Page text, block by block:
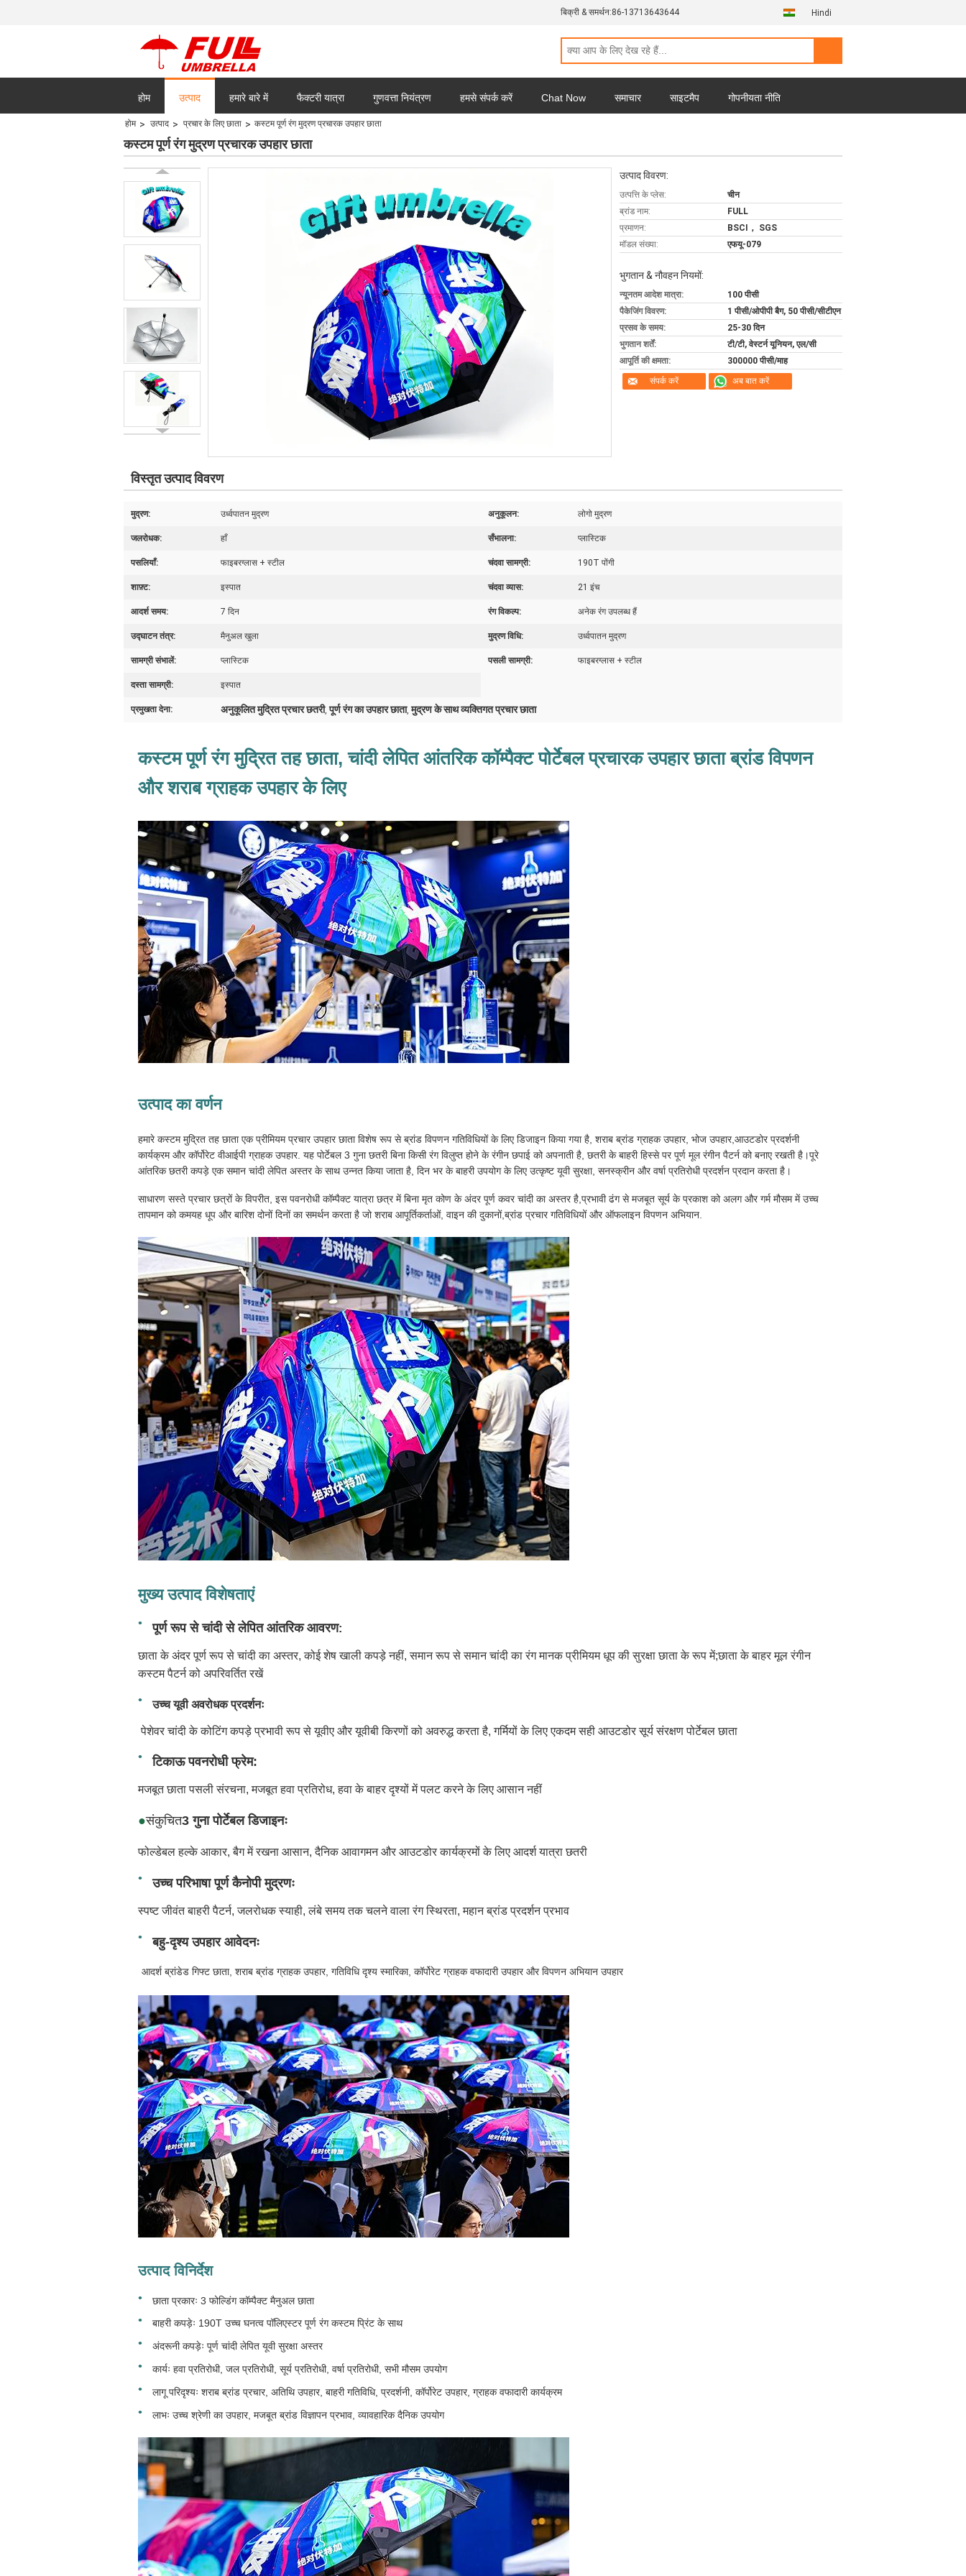
बिक्री & समर्थन:86-13713643644 Hindi
होम उत्पाद हमारे बारे में फैक्टरी यात्रा गुणवत्ता नियंत्रण हमसे संपर्क करें Chat Now समाचार साइटमैप गोपनीयता नीति
सभी मामलों
होम उत्पाद प्रचार के लिए छाता कस्टम पूर्ण रंग मुद्रण प्रचारक उपहार छाता
कस्टम पूर्ण रंग मुद्रण प्रचारक उपहार छाता
उत्पाद विवरण:
उत्पत्ति के प्लेस:
चीन
ब्रांड नाम:
FULL
प्रमाणन:
BSCI， SGS
मॉडल संख्या:
एफयू-079
भुगतान & नौवहन नियमों:
न्यूनतम आदेश मात्रा:
100 पीसी
पैकेजिंग विवरण:
1 पीसी/ओपीपी बैग, 50 पीसी/सीटीएन
प्रसव के समय:
25-30 दिन
भुगतान शर्तें:
टी/टी, वेस्टर्न यूनियन, एल/सी
आपूर्ति की क्षमता:
300000 पीसी/माह
संपर्क करें
अब बात करें
विस्तृत उत्पाद विवरण
मुद्रण: उर्ध्वपातन मुद्रण अनुकूलन: लोगो मुद्रण
जलरोधक: हाँ सँभालना: प्लास्टिक
पसलियाँ: फाइबरग्लास + स्टील चंदवा सामग्री: 190T पोंगी
शाफ़्ट: इस्पात चंदवा व्यास: 21 इंच
आदर्श समय: 7 दिन रंग विकल्प: अनेक रंग उपलब्ध हैं
उद्घाटन तंत्र: मैनुअल खुला मुद्रण विधि: उर्ध्वपातन मुद्रण
सामग्री संभालें: प्लास्टिक पसली सामग्री: फाइबरग्लास + स्टील
दस्ता सामग्री: इस्पात
प्रमुखता देना: अनुकूलित मुद्रित प्रचार छतरी,पूर्ण रंग का उपहार छाता,मुद्रण के साथ व्यक्तिगत प्रचार छाता
कस्टम पूर्ण रंग मुद्रित तह छाता, चांदी लेपित आंतरिक कॉम्पैक्ट पोर्टेबल प्रचारक उपहार छाता ब्रांड विपणन
और शराब ग्राहक उपहार के लिए
उत्पाद का वर्णन
हमारे कस्टम मुद्रित तह छाता एक प्रीमियम प्रचार उपहार छाता विशेष रूप से ब्रांड विपणन गतिविधियों के लिए डिजाइन किया गया है, शराब ब्रांड ग्राहक उपहार, भोज उपहार,आउटडोर प्रदर्शनी
कार्यक्रम और कॉर्पोरेट वीआईपी ग्राहक उपहार. यह पोर्टेबल 3 गुना छतरी बिना किसी रंग विलुप्त होने के रंगीन छपाई को अपनाती है, छतरी के बाहरी हिस्से पर पूर्ण मूल रंगीन पैटर्न को बनाए रखती है।पूरे
आंतरिक छतरी कपड़े एक समान चांदी लेपित अस्तर के साथ उन्नत किया जाता है, दिन भर के बाहरी उपयोग के लिए उत्कृष्ट यूवी सुरक्षा, सनस्क्रीन और वर्षा प्रतिरोधी प्रदर्शन प्रदान करता है।
साधारण सस्ते प्रचार छत्रों के विपरीत, इस पवनरोधी कॉम्पैक्ट यात्रा छत्र में बिना मृत कोण के अंदर पूर्ण कवर चांदी का अस्तर है,प्रभावी ढंग से मजबूत सूर्य के प्रकाश को अलग और गर्म मौसम में उच्च
तापमान को कमयह धूप और बारिश दोनों दिनों का समर्थन करता है जो शराब आपूर्तिकर्ताओं, वाइन की दुकानों,ब्रांड प्रचार गतिविधियों और ऑफलाइन विपणन अभियान.
मुख्य उत्पाद विशेषताएं
पूर्ण रूप से चांदी से लेपित आंतरिक आवरण:
छाता के अंदर पूर्ण रूप से चांदी का अस्तर, कोई शेष खाली कपड़े नहीं, समान रूप से समान चांदी का रंग मानक प्रीमियम धूप की सुरक्षा छाता के रूप में;छाता के बाहर मूल रंगीन
कस्टम पैटर्न को अपरिवर्तित रखें
उच्च यूवी अवरोधक प्रदर्शनः
पेशेवर चांदी के कोटिंग कपड़े प्रभावी रूप से यूवीए और यूवीबी किरणों को अवरुद्ध करता है, गर्मियों के लिए एकदम सही आउटडोर सूर्य संरक्षण पोर्टेबल छाता
टिकाऊ पवनरोधी फ्रेम:
मजबूत छाता पसली संरचना, मजबूत हवा प्रतिरोध, हवा के बाहर दृश्यों में पलट करने के लिए आसान नहीं
●संकुचित3 गुना पोर्टेबल डिजाइनः
फोल्डेबल हल्के आकार, बैग में रखना आसान, दैनिक आवागमन और आउटडोर कार्यक्रमों के लिए आदर्श यात्रा छतरी
उच्च परिभाषा पूर्ण कैनोपी मुद्रणः
स्पष्ट जीवंत बाहरी पैटर्न, जलरोधक स्याही, लंबे समय तक चलने वाला रंग स्थिरता, महान ब्रांड प्रदर्शन प्रभाव
बहु-दृश्य उपहार आवेदनः
आदर्श ब्रांडेड गिफ्ट छाता, शराब ब्रांड ग्राहक उपहार, गतिविधि दृश्य स्मारिका, कॉर्पोरेट ग्राहक वफादारी उपहार और विपणन अभियान उपहार
उत्पाद विनिर्देश
छाता प्रकारः 3 फोल्डिंग कॉम्पैक्ट मैनुअल छाता
बाहरी कपड़ेः 190T उच्च घनत्व पॉलिएस्टर पूर्ण रंग कस्टम प्रिंट के साथ
अंदरूनी कपड़ेः पूर्ण चांदी लेपित यूवी सुरक्षा अस्तर
कार्यः हवा प्रतिरोधी, जल प्रतिरोधी, सूर्य प्रतिरोधी, वर्षा प्रतिरोधी, सभी मौसम उपयोग
लागू परिदृश्यः शराब ब्रांड प्रचार, अतिथि उपहार, बाहरी गतिविधि, प्रदर्शनी, कॉर्पोरेट उपहार, ग्राहक वफादारी कार्यक्रम
लाभः उच्च श्रेणी का उपहार, मजबूत ब्रांड विज्ञापन प्रभाव, व्यावहारिक दैनिक उपयोग